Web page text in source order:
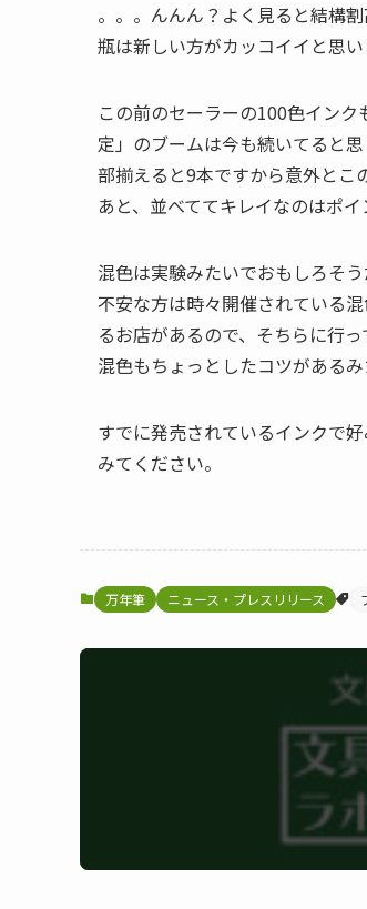
。。。んんん？よく見ると結構割
瓶は新しい方がカッコイイと思い
この前のセーラーの100色イン
定」のブームは今も続いてると
部揃えると9本ですから意外とこ
あと、並べててキレイなのはポ
混色は実験みたいでおもしろそう
不安な方は時々開催されている
るお店があるので、そちらに行
混色もちょっとしたコツがあるみ
すでに発売されているインクで
みてください。
万年筆 ニュース・プレスリリース